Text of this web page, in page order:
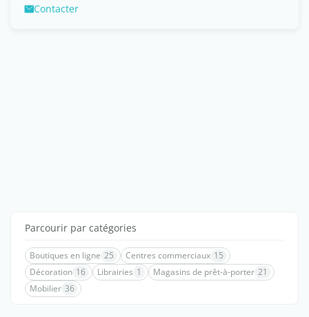
Contacter
Parcourir par catégories
Boutiques en ligne 25 Centres commerciaux 15
Décoration 16 Librairies 1 Magasins de prêt-à-porter 21
Mobilier 36